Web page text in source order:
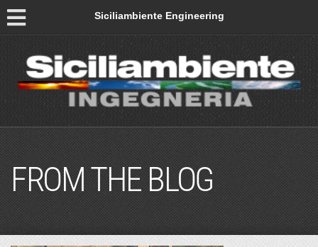
Siciliambiente Engineering
FROM THE BLOG